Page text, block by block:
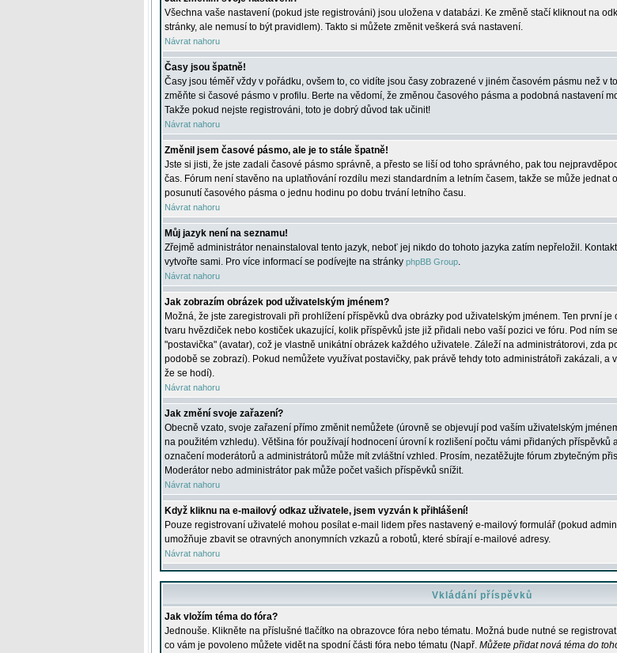
Všechna vaše nastavení (pokud jste registrováni) jsou uložena v databázi. Ke změně stačí kliknout na
stránky, ale nemusí to být pravidlem). Takto si můžete změnit veškerá svá nastavení.
Návrat nahoru
Časy jsou špatně!
Časy jsou téměř vždy v pořádku, ovšem to, co vidíte jsou časy zobrazené v jiném časovém pásmu než v
změňte si časové pásmo v profilu. Berte na vědomí, že změnou časového pásma a podobná nastavení
Takže pokud nejste registrováni, toto je dobrý důvod tak učinit!
Návrat nahoru
Změnil jsem časové pásmo, ale je to stále špatně!
Jste si jisti, že jste zadali časové pásmo správně, a přesto se liší od toho správného, pak tou
čas. Fórum není stavěno na uplatňování rozdílu mezi standardním a letním časem, takže se může jednat
posunutí časového pásma o jednu hodinu po dobu trvání letního času.
Návrat nahoru
Můj jazyk není na seznamu!
Zřejmě administrátor nenainstaloval tento jazyk, neboť jej nikdo do tohoto jazyka zatím nepřeložil.
vytvořte sami. Pro více informací se podívejte na stránky phpBB Group.
Návrat nahoru
Jak zobrazím obrázek pod uživatelským jménem?
Možná, že jste zaregistrovali při prohlížení příspěvků dva obrázky pod uživatelským jménem. Ten první
tvaru hvězdiček nebo kostiček ukazující, kolik příspěvků jste již přidali nebo vaší pozici ve fóru. Pod ním
"postavička" (avatar), což je vlastně unikátní obrázek každého uživatele. Záleží na administrátorovi, zda
podobě se zobrazí). Pokud nemůžete využívat postavičky, pak právě tehdy toto administrátoři zakázali, a
že se hodí).
Návrat nahoru
Jak změní svoje zařazení?
Obecně vzato, svoje zařazení přímo změnit nemůžete (úrovně se objevují pod vaším uživatelským
na použitém vzhledu). Většina fór používají hodnocení úrovní k rozlišení počtu vámi přidaných příspěvků
označení moderátorů a administrátorů může mít zvláštní vzhled. Prosím, nezatěžujte fórum zbytečným
Moderátor nebo administrátor pak může počet vašich příspěvků snížit.
Návrat nahoru
Když kliknu na e-mailový odkaz uživatele, jsem vyzván k přihlášení!
Pouze registrovaní uživatelé mohou posílat e-mail lidem přes nastavený e-mailový formulář (pokud
umožňuje zbavit se otravných anonymních vzkazů a robotů, které sbírají e-mailové adresy.
Návrat nahoru
Vkládání příspěvků
Jak vložím téma do fóra?
Jednouše. Klikněte na příslušné tlačítko na obrazovce fóra nebo tématu. Možná bude nutné se
co vám je povoleno můžete vidět na spodní části fóra nebo tématu (Např. Můžete přidat nová téma do